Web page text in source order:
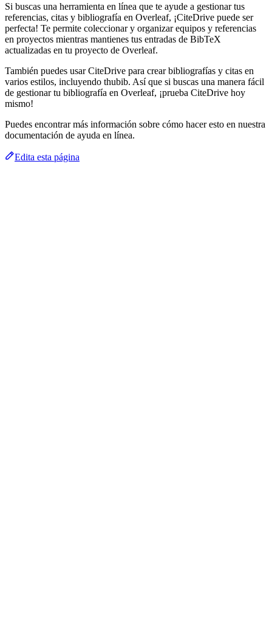
Si buscas una herramienta en línea que te ayude a gestionar tus
referencias, citas y bibliografía en Overleaf, ¡CiteDrive puede ser
perfecta! Te permite coleccionar y organizar equipos y referencias
en proyectos mientras mantienes tus entradas de BibTeX
actualizadas en tu proyecto de Overleaf.
También puedes usar CiteDrive para crear bibliografías y citas en
varios estilos, incluyendo thubib. Así que si buscas una manera fácil
de gestionar tu bibliografía en Overleaf, ¡prueba CiteDrive hoy
mismo!
Puedes encontrar más información sobre cómo hacer esto en nuestra
documentación de ayuda en línea.
Edita esta página